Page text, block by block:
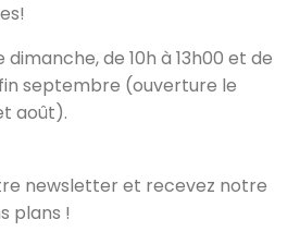
dimanche, de 10h à 13h00 et de
fin septembre (ouverture le
août).
newsletter et recevez notre
plans !